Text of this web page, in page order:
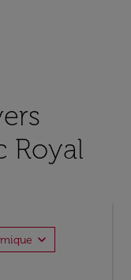
Royal
expand_more